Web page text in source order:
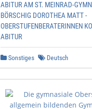
ABITUR AM ST. MEINRAD-
BÖRSCHIG DOROTHEA MATT -
OBERSTUFENBERATERINNEN
ABITUR
Sonstiges Deutsch